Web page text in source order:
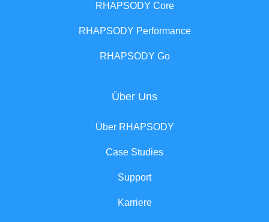
RHAPSODY Core
RHAPSODY Performance
RHAPSODY Go
Über Uns
Über RHAPSODY
Case Studies
Support
Karriere